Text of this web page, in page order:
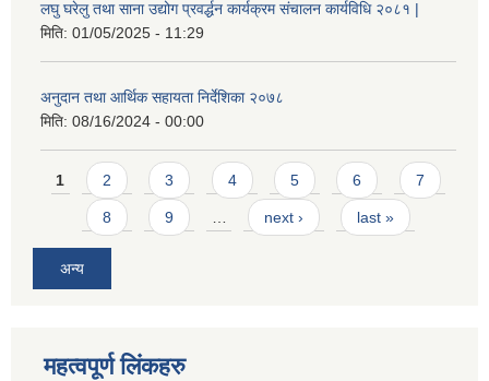
लघु घरेलु तथा साना उद्योग प्रवर्द्धन कार्यक्रम संचालन कार्यविधि २०८१ |
मिति: 01/05/2025 - 11:29
अनुदान तथा आर्थिक सहायता निर्देशिका २०७८
मिति: 08/16/2024 - 00:00
Pages
1 2 3 4 5 6 7
8 9 … next › last »
अन्य
महत्वपूर्ण लिंकहरु